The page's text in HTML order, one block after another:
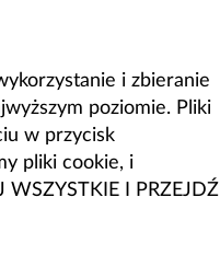
i zbieranie
poziomie. Pliki
w przycisk
pliki cookie, i
I PRZEJDŹ